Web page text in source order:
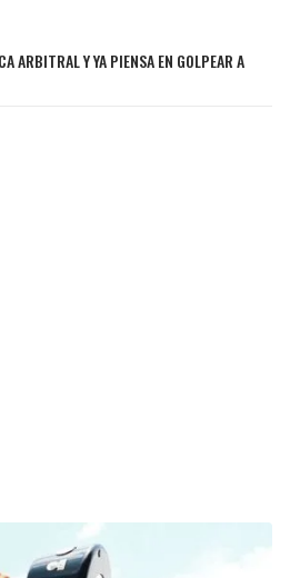
ARBITRAL Y YA PIENSA EN GOLPEAR A